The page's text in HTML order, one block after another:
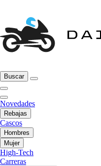
Buscar
Novedades
Rebajas
Cascos
Hombres
Mujer
High-Tech
Carreras